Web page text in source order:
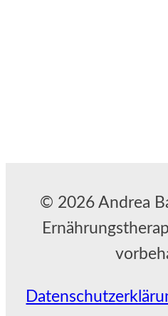
© 2026 Andrea